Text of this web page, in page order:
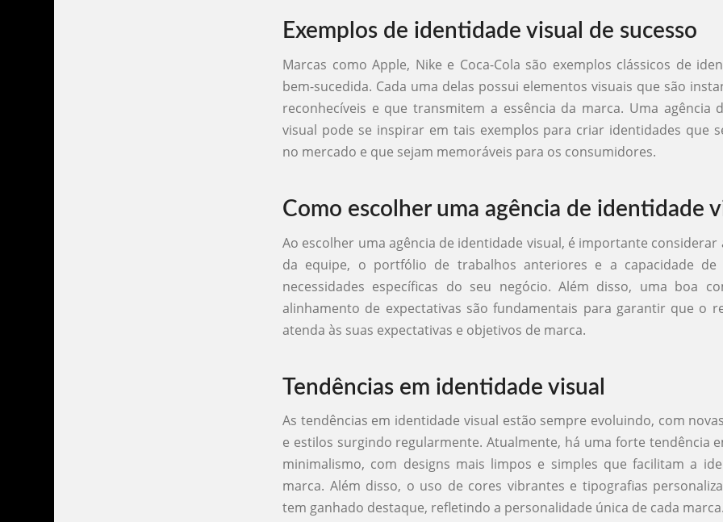
Exemplos de identidade visual de sucesso
Marcas como Apple, Nike e Coca-Cola são exemplos clássicos de
bem-sucedida. Cada uma delas possui elementos visuais que são
reconhecíveis e que transmitem a essência da marca. Uma agência
visual pode se inspirar em tais exemplos para criar identidades que
no mercado e que sejam memoráveis para os consumidores.
Como escolher uma agência de identidade
Ao escolher uma agência de identidade visual, é importante considerar
da equipe, o portfólio de trabalhos anteriores e a capacidade de
necessidades específicas do seu negócio. Além disso, uma boa
alinhamento de expectativas são fundamentais para garantir que o
atenda às suas expectativas e objetivos de marca.
Tendências em identidade visual
As tendências em identidade visual estão sempre evoluindo, com
e estilos surgindo regularmente. Atualmente, há uma forte tendência
minimalismo, com designs mais limpos e simples que facilitam a
marca. Além disso, o uso de cores vibrantes e tipografias
tem ganhado destaque, refletindo a personalidade única de cada marca.